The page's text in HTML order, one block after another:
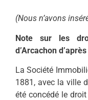
(Nous n’avons
Note sur les
d’Arcachon
La Société
1881, avec la ville
été concédé le